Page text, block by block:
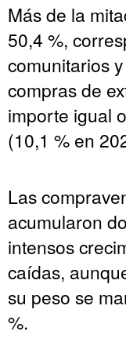
Más de la
50,4 %,
comunitarios
compras de
importe igual
(10,1 % en
Las
acumularon
intensos
caídas,
su peso se
%.